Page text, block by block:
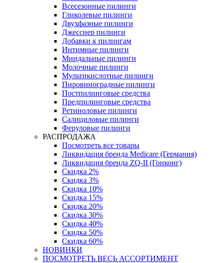
Всесезонные пилинги
Гликолевые пилинги
Двухфазные пилинги
Джесснер пилинги
Добавки к пилингам
Интимные пилинги
Миндальные пилинги
Молочные пилинги
Мультикислотные пилинги
Пировиноградные пилинги
Постпилинговые средства
Предпилинговые средства
Ретиноловые пилинги
Салициловые пилинги
Феруловые пилинги
РАСПРОДАЖА
Посмотреть все товары
Ликвидация бренда Medicare (Германия)
Ликвидация бренда ZQ-II (Гонконг)
Скидка 2%
Скидка 3%
Скидка 10%
Скидка 15%
Скидка 20%
Скидка 30%
Скидка 40%
Скидка 50%
Скидка 60%
НОВИНКИ
ПОСМОТРЕТЬ ВЕСЬ АССОРТИМЕНТ